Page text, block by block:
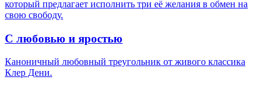
который предлагает исполнить три её желания в обмен на
свою свободу.
С любовью и яростью
Каноничный любовный треугольник от живого классика
Клер Дени.